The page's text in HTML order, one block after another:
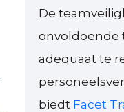
De
onvoldoende
adequaat te
biedt Facet